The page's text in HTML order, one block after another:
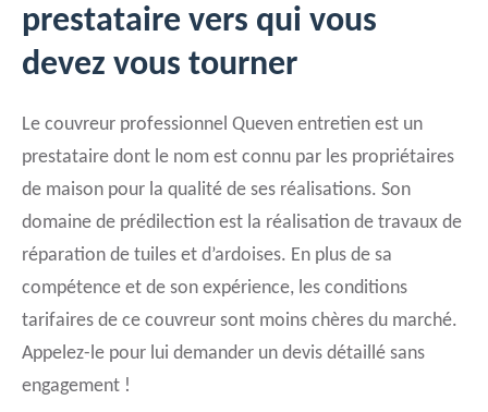
prestataire vers qui vous
devez vous tourner
Le couvreur professionnel Queven entretien est un
prestataire dont le nom est connu par les propriétaires
de maison pour la qualité de ses réalisations. Son
domaine de prédilection est la réalisation de travaux de
réparation de tuiles et d’ardoises. En plus de sa
compétence et de son expérience, les conditions
tarifaires de ce couvreur sont moins chères du marché.
Appelez-le pour lui demander un devis détaillé sans
engagement !